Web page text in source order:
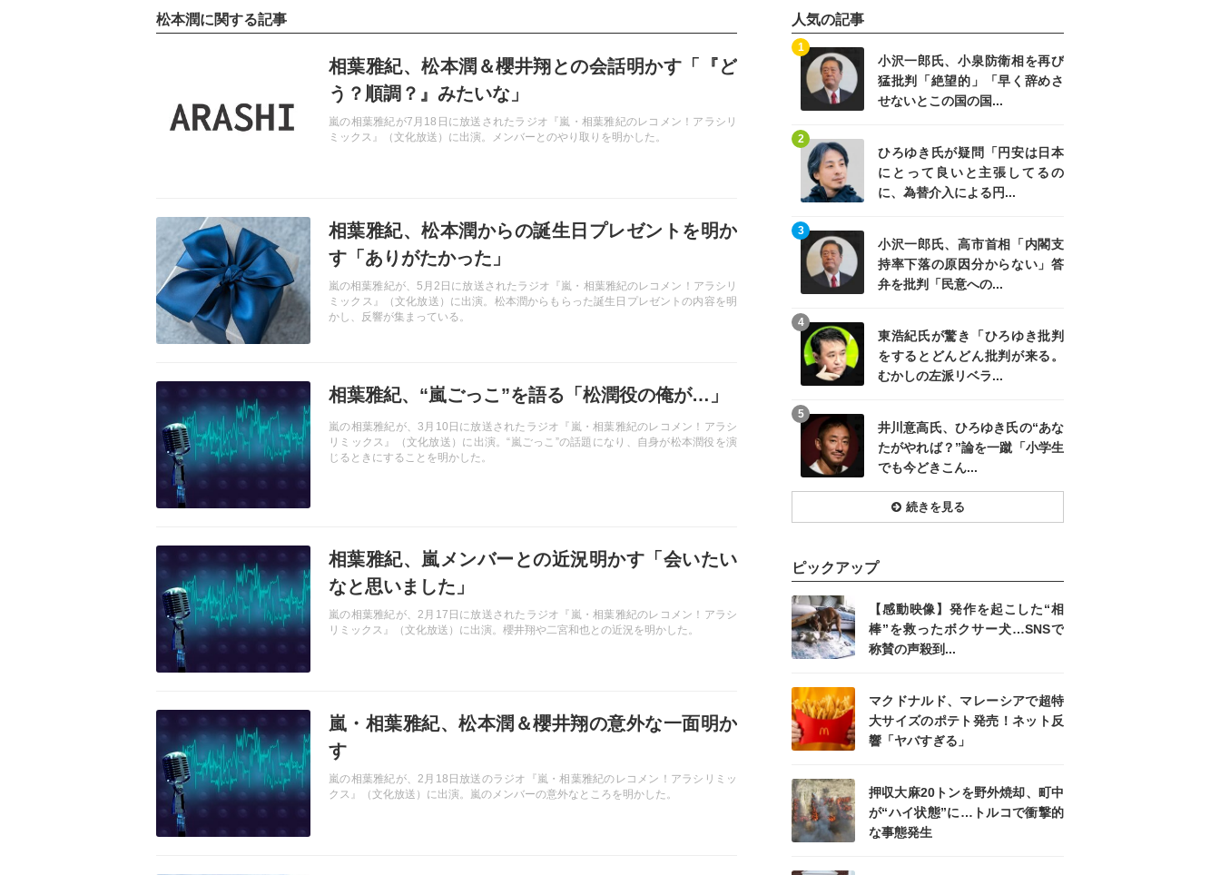
松本潤に関する記事
相葉雅紀、松本潤＆櫻井翔との会話明かす「『ど
う？順調？』みたいな」
嵐の相葉雅紀が7月18日に放送されたラジオ『嵐・相葉雅紀のレコメン！アラシリ
ミックス』（文化放送）に出演。メンバーとのやり取りを明かした。
相葉雅紀、松本潤からの誕生日プレゼントを明か
す「ありがたかった」
嵐の相葉雅紀が、5月2日に放送されたラジオ『嵐・相葉雅紀のレコメン！アラシリ
ミックス』（文化放送）に出演。松本潤からもらった誕生日プレゼントの内容を明
かし、反響が集まっている。
相葉雅紀、“嵐ごっこ”を語る「松潤役の俺が…」
嵐の相葉雅紀が、3月10日に放送されたラジオ『嵐・相葉雅紀のレコメン！アラシ
リミックス』（文化放送）に出演。“嵐ごっこ”の話題になり、自身が松本潤役を演
じるときにすることを明かした。
相葉雅紀、嵐メンバーとの近況明かす「会いたい
なと思いました」
嵐の相葉雅紀が、2月17日に放送されたラジオ『嵐・相葉雅紀のレコメン！アラシ
リミックス』（文化放送）に出演。櫻井翔や二宮和也との近況を明かした。
嵐・相葉雅紀、松本潤＆櫻井翔の意外な一面明か
す
嵐の相葉雅紀が、2月18日放送のラジオ『嵐・相葉雅紀のレコメン！アラシリミッ
クス』（文化放送）に出演。嵐のメンバーの意外なところを明かした。
人気の記事
小沢一郎氏、小泉防衛相を再び
猛批判「絶望的」「早く辞めさ
せないとこの国の国...
1
ひろゆき氏が疑問「円安は日本
にとって良いと主張してるの
に、為替介入による円...
2
小沢一郎氏、高市首相「内閣支
持率下落の原因分からない」答
弁を批判「民意への...
3
記事を読む
東浩紀氏が驚き「ひろゆき批判
をするとどんどん批判が来る。
むかしの左派リベラ...
4
井川意高氏、ひろゆき氏の“あな
たがやれば？”論を一蹴「小学生
でも今どきこん...
5
続きを見る
ピックアップ
【感動映像】発作を起こした“相
棒”を救ったボクサー犬…SNSで
称賛の声殺到...
マクドナルド、マレーシアで超特
大サイズのポテト発売！ネット反
響「ヤバすぎる」
押収大麻20トンを野外焼却、町中
が“ハイ状態”に…トルコで衝撃的
な事態発生
記事を読む